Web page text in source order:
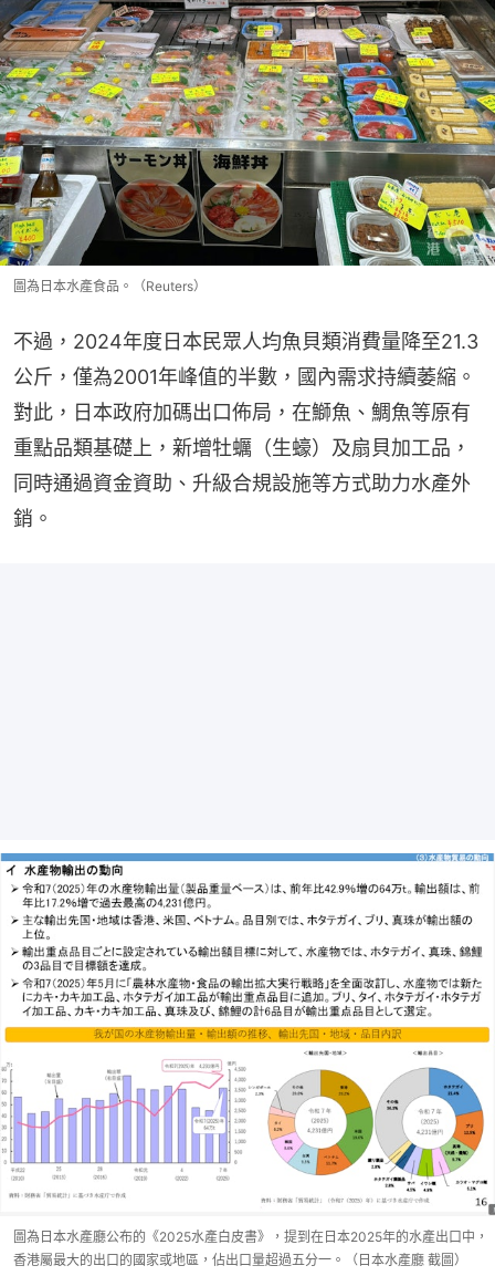
圖為日本水產食品。（Reuters）
不過，2024年度日本民眾人均魚貝類消費量降至21.3
公斤，僅為2001年峰值的半數，國內需求持續萎縮。
對此，日本政府加碼出口佈局，在鰤魚、鯛魚等原有
重點品類基礎上，新增牡蠣（生蠔）及扇貝加工品，
同時通過資金資助、升級合規設施等方式助力水產外
銷。
圖為日本水產廳公布的《2025水產白皮書》，提到在日本2025年的水產出口中，
香港屬最大的出口的國家或地區，佔出口量超過五分一。（日本水產廳 截圖）